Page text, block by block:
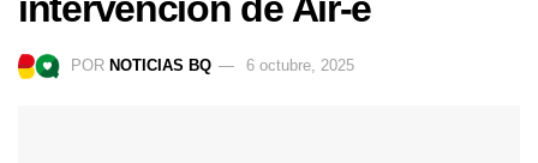
POR NOTICIAS BQ 6 octubre, 2025